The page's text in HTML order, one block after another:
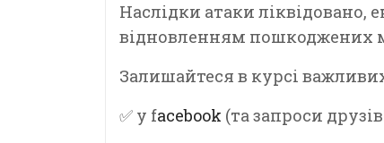
Наслідки атаки
відновленням пошкоджених
Залишайтеся в курсі
✅ у facebook (та запроси